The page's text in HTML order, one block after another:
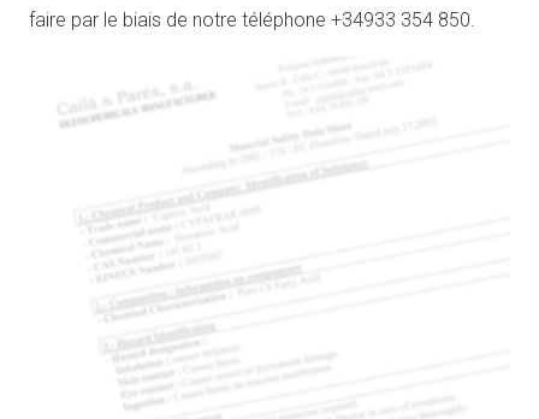
faire par le biais de notre téléphone +34933 354 850.